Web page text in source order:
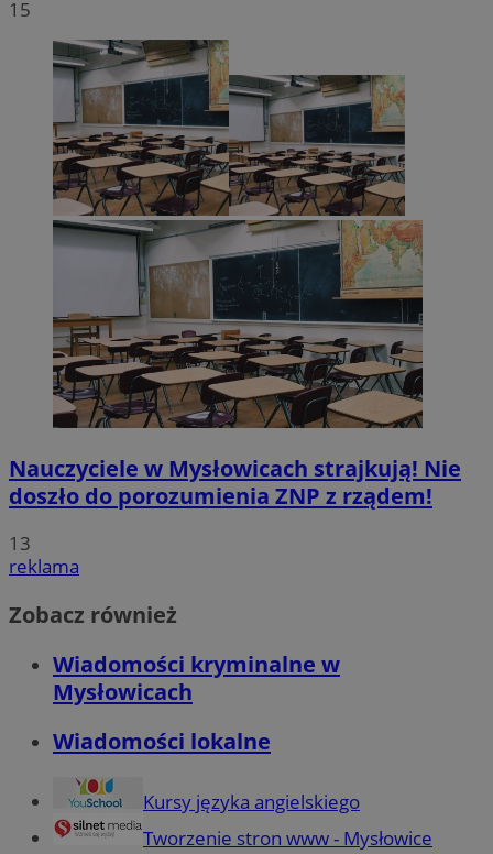
15
Nauczyciele w Mysłowicach strajkują! Nie
doszło do porozumienia ZNP z rządem!
13
reklama
Zobacz również
Wiadomości kryminalne w
Mysłowicach
Wiadomości lokalne
Kursy języka angielskiego
Tworzenie stron www - Mysłowice